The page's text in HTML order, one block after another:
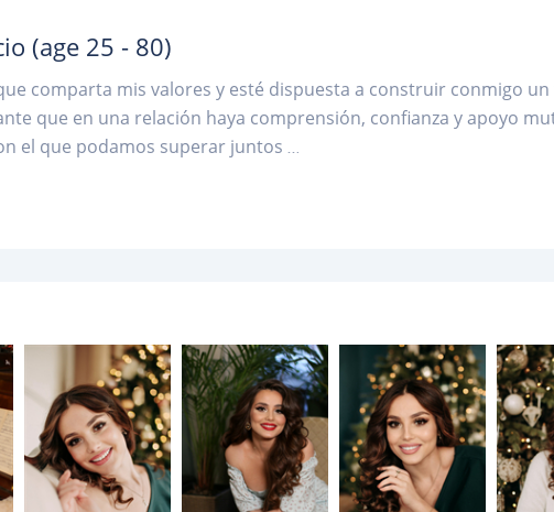
(age 25 - 80)
comparta mis valores y esté dispuesta a construir conmigo
que en una relación haya comprensión, confianza y apoyo
el que podamos superar juntos ...